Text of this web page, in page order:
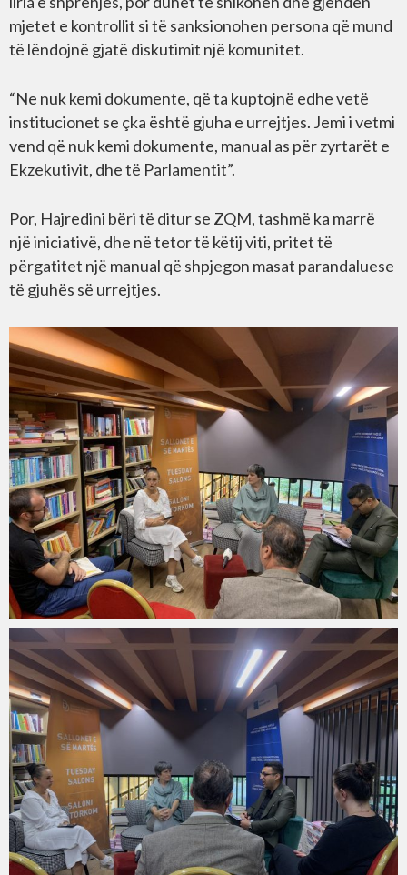
mjetet e kontrollit si të sanksionohen persona që mund
të lëndojnë gjatë diskutimit një komunitet.
“Ne nuk kemi dokumente, që ta kuptojnë edhe vetë
institucionet se çka është gjuha e urrejtjes. Jemi i vetmi
vend që nuk kemi dokumente, manual as për zyrtarët e
Ekzekutivit, dhe të Parlamentit”.
Por, Hajredini bëri të ditur se ZQM, tashmë ka marrë
një iniciativë, dhe në tetor të këtij viti, pritet të
përgatitet një manual që shpjegon masat parandaluese
të gjuhës së urrejtjes.